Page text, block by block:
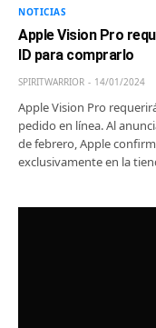
NOTICIAS
Apple Vision Pro
ID para comprarlo
SPIRITWARRIOR 14/01/2024
Apple Vision Pro
pedido en línea. Al
de febrero, Apple
exclusivamente en la